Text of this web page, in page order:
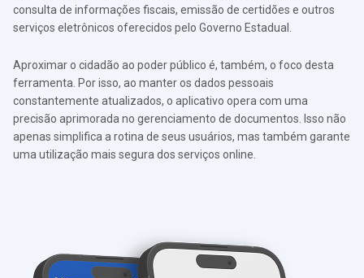
consulta de informações fiscais, emissão de certidões e outros
serviços eletrônicos oferecidos pelo Governo Estadual.
Aproximar o cidadão ao poder público é, também, o foco desta
ferramenta. Por isso, ao manter os dados pessoais
constantemente atualizados, o aplicativo opera com uma
precisão aprimorada no gerenciamento de documentos. Isso não
apenas simplifica a rotina de seus usuários, mas também garante
uma utilização mais segura dos serviços online.